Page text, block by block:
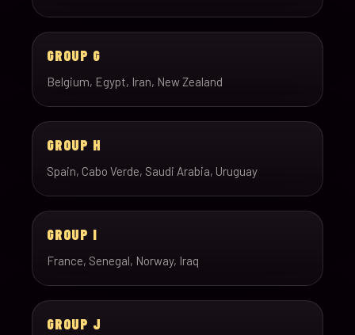
GROUP G
Belgium, Egypt, Iran, New Zealand
GROUP H
Spain, Cabo Verde, Saudi Arabia, Uruguay
GROUP I
France, Senegal, Norway, Iraq
GROUP J